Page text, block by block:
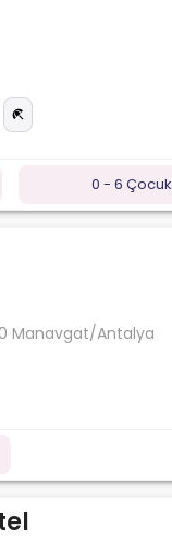
0 - 6 Çocuk
Manavgat/Antalya